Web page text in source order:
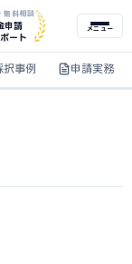
無料相談
申請
ート
メニュー
択事例 申請実務